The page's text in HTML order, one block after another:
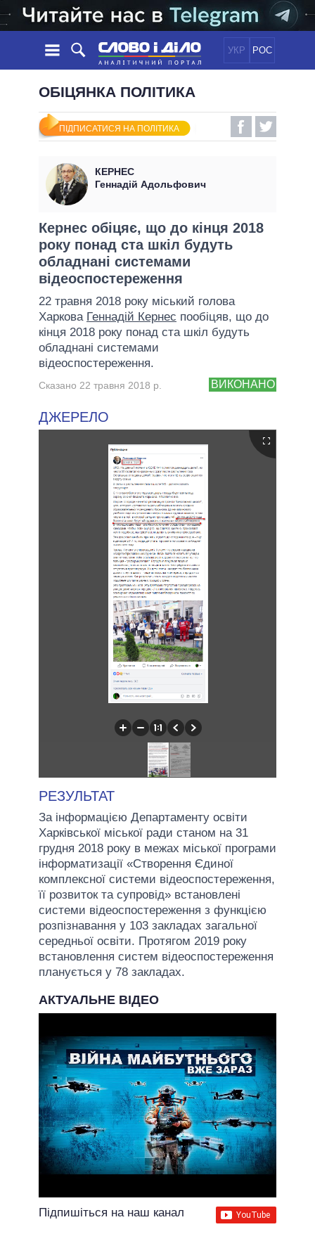
УКР РОС
НОВИНИ
СТРІЧКА
ПОДІЇ
СТАТТІ
ДУМКИ
ОГЛЯДИ
ДАЙДЖЕСТИ
ПОЛІТИКА
ЕКОНОМІКА
СВІТ
ОБIЦЯНКИ
УСІ ПОЛІТИКИ
ПРЕЗИДЕНТ І ОФІС
ВЕРХОВНА РАДА
КАБІНЕТ МІНІСТРІВ
ГОЛОВИ ОБЛАДМІНІСТРАЦІЙ
МЕРИ МІСТ
ВСІ ПЕРСОНИ
ІНФОГРАФІКА
ПІДТРИМАТИ
ПОРІВНЯННЯ ПОЛІТИКІВ
ОБІЦЯНКА ПОЛІТИКА
ПІДПИСАТИСЯ НА ПОЛІТИКА
КЕРНЕС
Геннадій Адольфович
Кернес обіцяє, що до кінця 2018
року понад ста шкіл будуть
обладнані системами
відеоспостереження
22 травня 2018 року міський голова
Харкова Геннадій Кернес пообіцяв, що до
кінця 2018 року понад ста шкіл будуть
обладнані системами
відеоспостереження.
ВИКОНАНО
Сказано 22 травня 2018 р.
ДЖЕРЕЛО
РЕЗУЛЬТАТ
За інформацією Департаменту освіти
Харківської міської ради станом на 31
грудня 2018 року в межах міської програми
інформатизації «Створення Єдиної
комплексної системи відеоспостереження,
її розвиток та супровід» встановлені
системи відеоспостереження з функцією
розпізнавання у 103 закладах загальної
середньої освіти. Протягом 2019 року
встановлення систем відеоспостереження
планується у 78 закладах.
АКТУАЛЬНЕ ВІДЕО
Підпишіться на наш канал